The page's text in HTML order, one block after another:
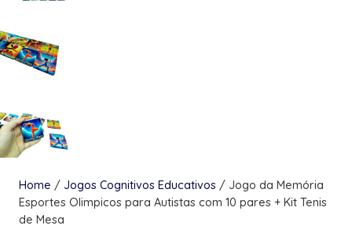
Home / Jogos Cognitivos Educativos / Jogo da Memória
Esportes Olimpicos para Autistas com 10 pares + Kit Tenis
de Mesa